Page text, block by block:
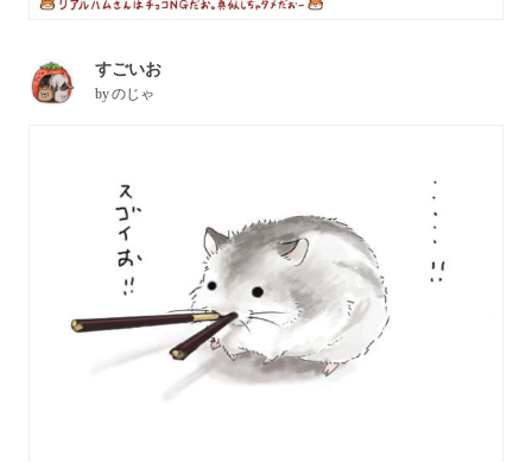
すごいお
byのじゃ